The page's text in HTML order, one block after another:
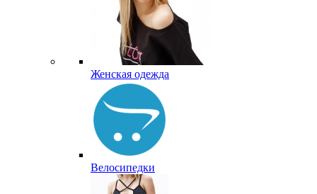
Женская одежда
Велосипедки